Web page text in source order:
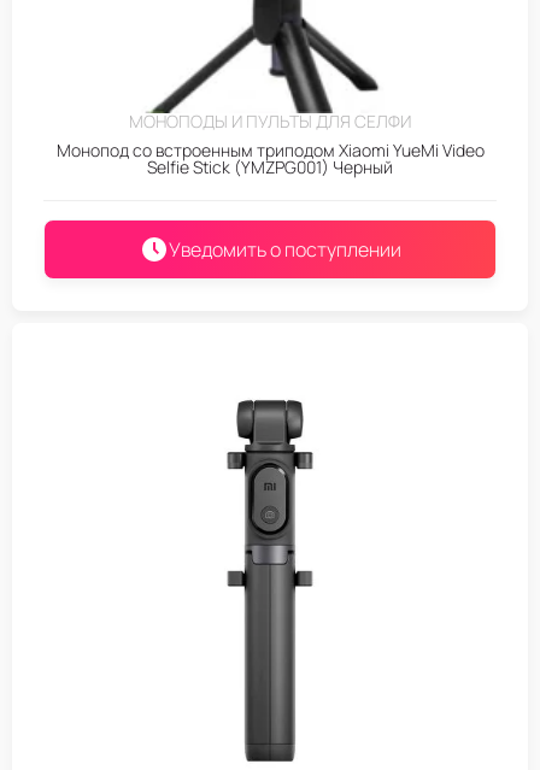
МОНОПОДЫ И ПУЛЬТЫ ДЛЯ СЕЛФИ
Монопод со встроенным триподом Xiaomi YueMi Video
Selfie Stick (YMZPG001) Черный
Уведомить о поступлении